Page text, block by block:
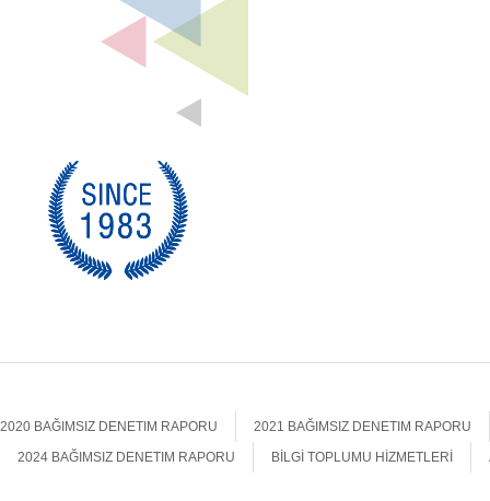
2020 BAĞIMSIZ DENETIM RAPORU
2021 BAĞIMSIZ DENETIM RAPORU
2024 BAĞIMSIZ DENETIM RAPORU
BİLGİ TOPLUMU HİZMETLERİ